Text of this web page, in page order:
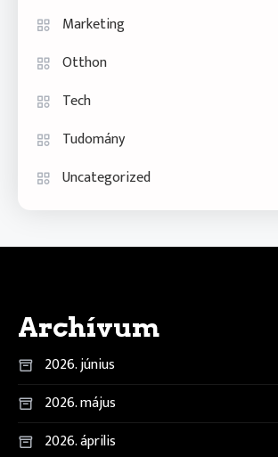
Marketing
Otthon
Tech
Tudomány
Uncategorized
Archívum
2026. június
2026. május
2026. április